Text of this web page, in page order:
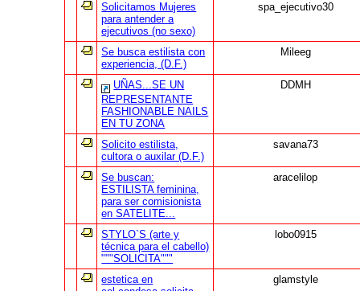
Solicitamos Mujeres
para antender a
ejecutivos (no sexo)
spa_ejecutivo30
Se busca estilista con
experiencia, (D.F.)
Mileeg
UÑAS...SE UN
REPRESENTANTE
FASHIONABLE NAILS
EN TU ZONA
DDMH
Solicito estilista,
cultora o auxilar (D.F.)
savana73
Se buscan:
ESTILISTA feminina,
para ser comisionista
en SATELITE...
aracelilop
STYLO`S (arte y
técnica para el cabello)
"""SOLICITA"""
lobo0915
estetica en
glamstyle